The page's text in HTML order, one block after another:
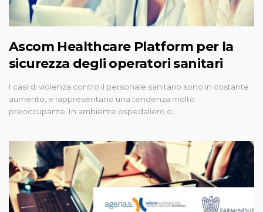
Ascom Healthcare Platform per la
sicurezza degli operatori sanitari
I casi di violenza contro il personale sanitario sono in costante
aumento, e rappresentano una tendenza molto
preoccupante. In ambiente ospedaliero o …